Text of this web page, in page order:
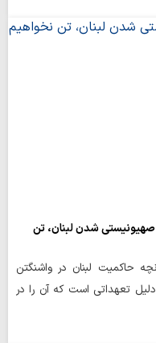
شدن لبنان، تن
حاکمیت لبنان در واشنگتن
تعهداتی است که آن را در